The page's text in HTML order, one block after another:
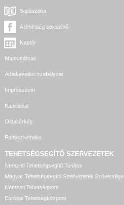
Sajtószoba
A tehetség sokszínű
Naptár
Munkatársak
Adatkezelési szabályzat
Impresszum
Kapcsolat
Oldaltérkép
Panaszkezelés
TEHETSÉGSEGÍTŐ SZERVEZETEK
Nemzeti Tehetségsegítő Tanács
Magyar Tehetségsegítő Szervezetek Szövetsége
Nemzeti Tehetségpont
Európai Tehetségközpont